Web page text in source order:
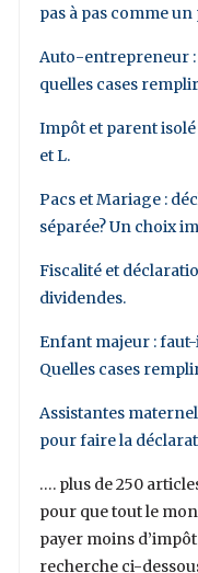
pas à pas comme un
Auto-entrepreneur
quelles cases
Impôt et parent isolé
et L.
Pacs et Mariage :
séparée? Un choix
Fiscalité et
dividendes.
Enfant majeur :
Quelles cases
Assistantes
pour faire la
…. plus de 250
pour que tout le
payer moins
recherche ci-